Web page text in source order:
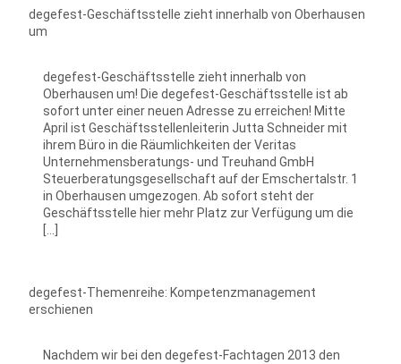
degefest-Geschäftsstelle zieht innerhalb von Oberhausen
um
degefest-Geschäftsstelle zieht innerhalb von
Oberhausen um! Die degefest-Geschäftsstelle ist ab
sofort unter einer neuen Adresse zu erreichen! Mitte
April ist Geschäftsstellenleiterin Jutta Schneider mit
ihrem Büro in die Räumlichkeiten der Veritas
Unternehmensberatungs- und Treuhand GmbH
Steuerberatungsgesellschaft auf der Emschertalstr. 1
in Oberhausen umgezogen. Ab sofort steht der
Geschäftsstelle hier mehr Platz zur Verfügung um die
degefest-Themenreihe: Kompetenzmanagement
erschienen
Nachdem wir bei den degefest-Fachtagen 2013 den